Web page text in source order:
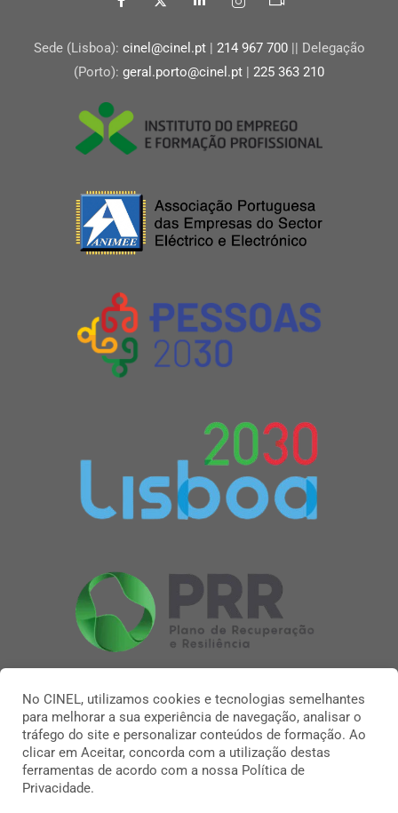
Sede (Lisboa): cinel@cinel.pt| 214 967 700|| Delegação
(Porto): geral.porto@cinel.pt | 225 363 210
No CINEL, utilizamos cookies e tecnologias semelhantes
para melhorar a sua experiência de navegação, analisar o
tráfego do site e personalizar conteúdos de formação. Ao
clicar em Aceitar, concorda com a utilização destas
ferramentas de acordo com a nossa Política de
Privacidade.